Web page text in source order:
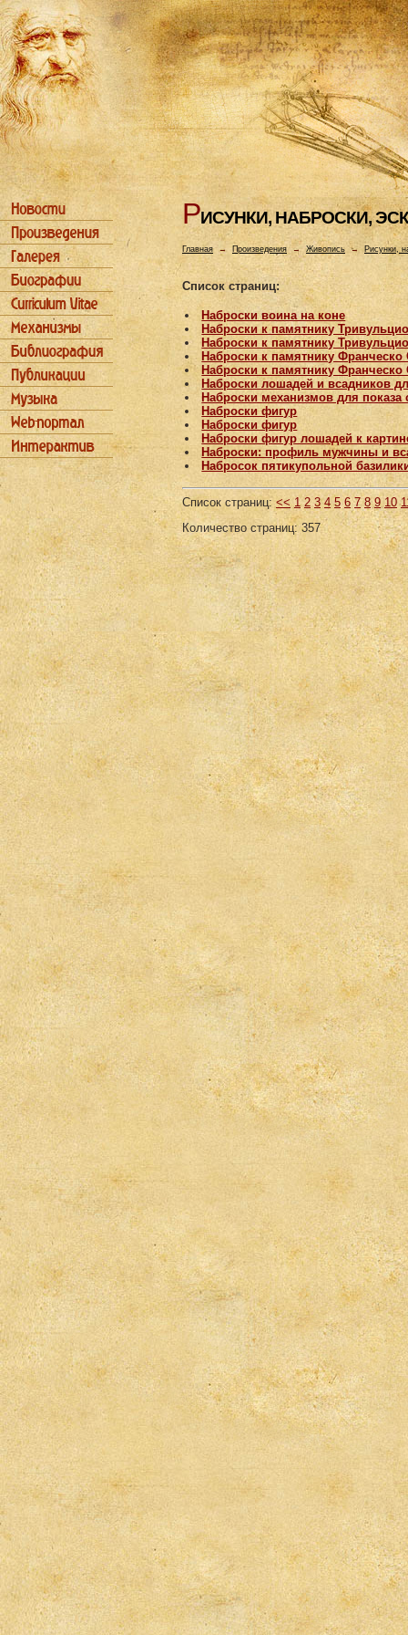
РИСУHКИ, HАБРОСКИ,
Главная→ Произведения → Живопись → Рисунки,
Список страниц:
Наброски воина на коне
Наброски к памятнику
Наброски к памятнику
Наброски к памятнику
Наброски к памятнику
Наброски лошадей и всадников
Наброски механизмов для
Наброски фигур
Наброски фигур
Наброски фигур лошадей к
Наброски: профиль мужчины и
Набросок пятикупольной
Список страниц: << 1 2 3 4 5 6 7 8 9 10
Количество страниц: 357